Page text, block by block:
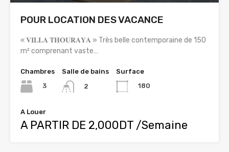
POUR LOCATION DES VACANCE
« 𝐕𝐈𝐋𝐋𝐀 𝐓𝐇𝐎𝐔𝐑𝐀𝐘𝐀 » Très belle contemporaine de 150
m² comprenant vaste…
Chambres
3
Salle de bains
2
Surface
180
A Louer
A PARTIR DE 2,000DT /Semaine